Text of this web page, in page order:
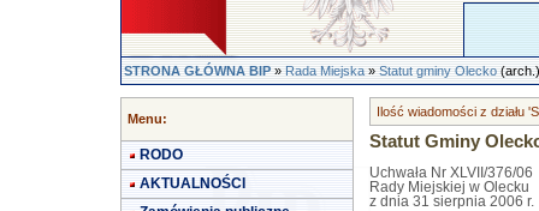
STRONA GŁÓWNA BIP»Rada Miejska»Statut gminy Olecko(arch.)
Menu:
RODO
AKTUALNOŚCI
Ilość wiadomości z działu
Statut Gminy
Uchwała Nr XLVII/376/06
Rady Miejskiej w Olecku
z dnia 31 sierpnia 2006 r.